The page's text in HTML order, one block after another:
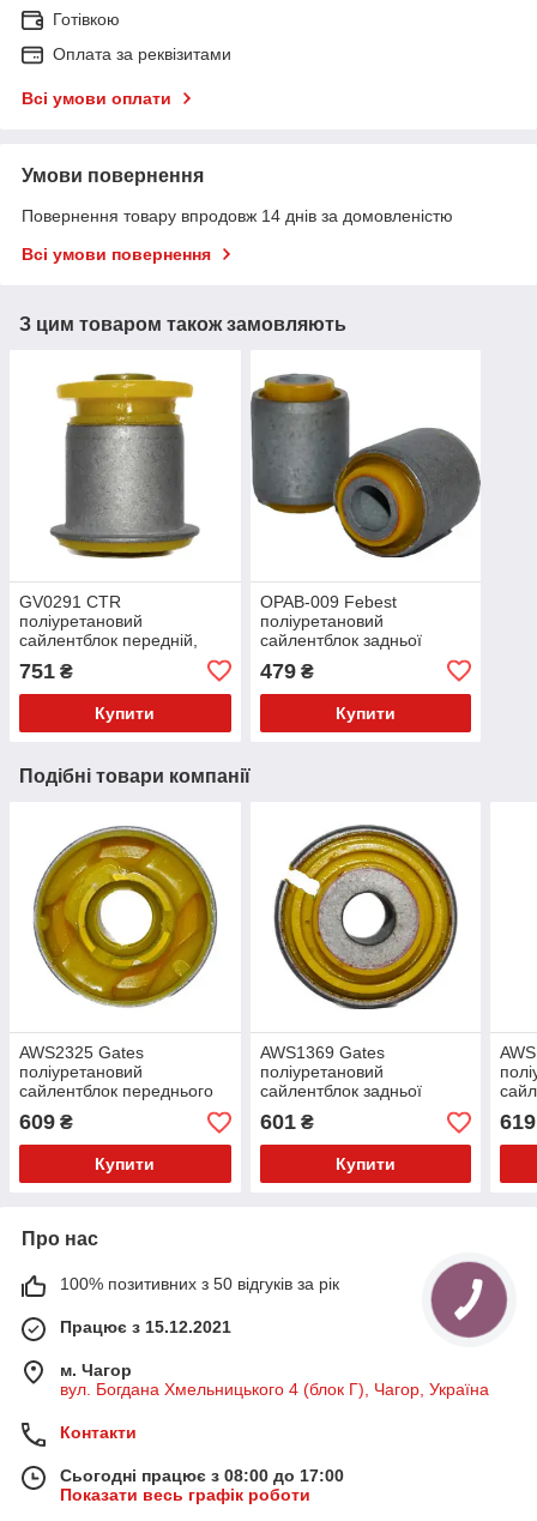
Готівкою
Оплата за реквізитами
Всі умови оплати
Умови повернення
Повернення товару впродовж 14 днів за домовленістю
Всі умови повернення
З цим товаром також замовляють
GV0291 CTR
поліуретановий
сайлентблок передній,
PolyBush (аналог) v17
751 ₴
Купити
OPAB-009 Febest
поліуретановий
сайлентблок задньої
поперечной тяги PolyBush
(аналог) v17
479₴
Купити
Подібні товари компанії
AWS2325 Gates
поліуретановий
сайлентблок переднього
нижнього важеля PolyBush
(аналог) v17
609 ₴
Купити
AWS1369 Gates
поліуретановий
сайлентблок задньої
цапфи PolyBush (аналог)
v17
601₴
Купити
619
Про нас
100% позитивних з 50 відгуків за рік
Працює з 15.12.2021
м. Чагор
вул. Богдана Хмельницького 4 (блок Г), Чагор, Україна
Контакти
Сьогодні працює з 08:00 до 17:00
Показати весь графік роботи